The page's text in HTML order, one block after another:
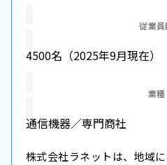
従業員
4500名（2025年9月現在）
業種
通信機器／専門商社
株式会社ラネットは、地域